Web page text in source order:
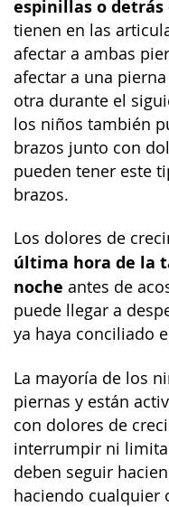
espinillas o detrás
tienen en las
afectar a ambas
afectar a una
otra durante el
los niños también
brazos junto con
pueden tener este
brazos.
Los dolores de
última hora de la
noche antes de
puede llegar a
ya haya conciliado
La mayoría de los
piernas y están
con dolores de
interrumpir ni
deben seguir
haciendo cualquier